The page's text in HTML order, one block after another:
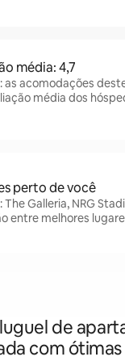
média: 4,7
as acomodações
média dos
perto de você
The Galleria, NRG
entre melhores
de
com ótimas